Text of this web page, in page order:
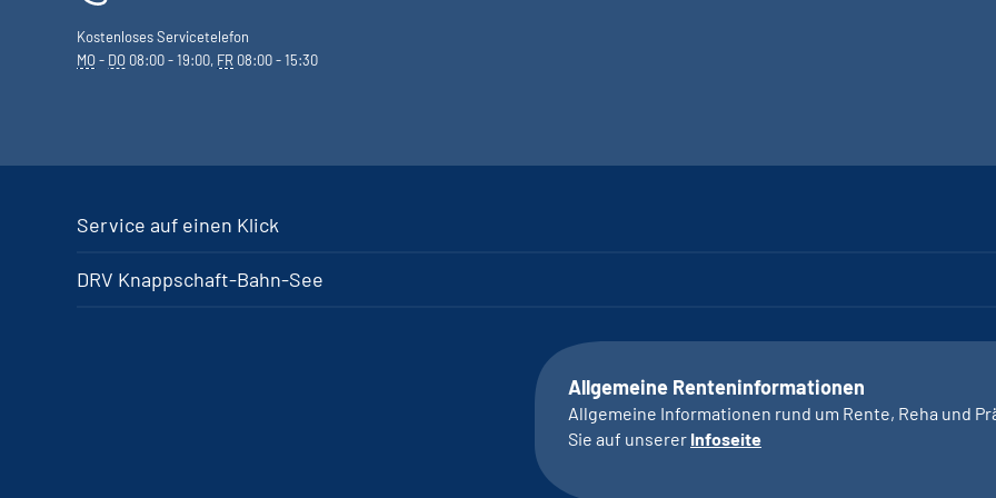
Kostenloses Servicetelefon
MO- DO 08:00 - 19:00, FR 08:00 - 15:30
Service auf einen Klick
DRV Knappschaft-Bahn-See
Allgemeine Renteninformationen
Allgemeine Informationen rund um Rente, Reha und
Sie auf unserer Infoseite